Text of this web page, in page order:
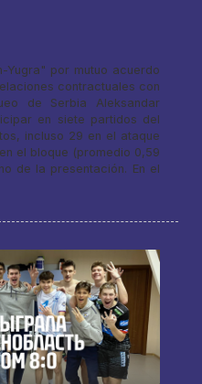
Yugra" por mutuo acuerdo
contractuales con
de Serbia Aleksandar
en siete partidos del
incluso 29 en el ataque
el bloque (promedio 0,59
de la presentación. En el